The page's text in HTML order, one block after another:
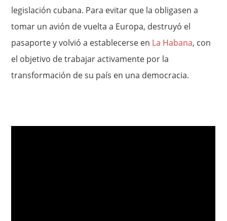
legislación cubana. Para evitar que la obligasen a
tomar un avión de vuelta a Europa, destruyó el
pasaporte y volvió a establecerse en La Habana, con
el objetivo de trabajar activamente por la
transformación de su país en una democracia.